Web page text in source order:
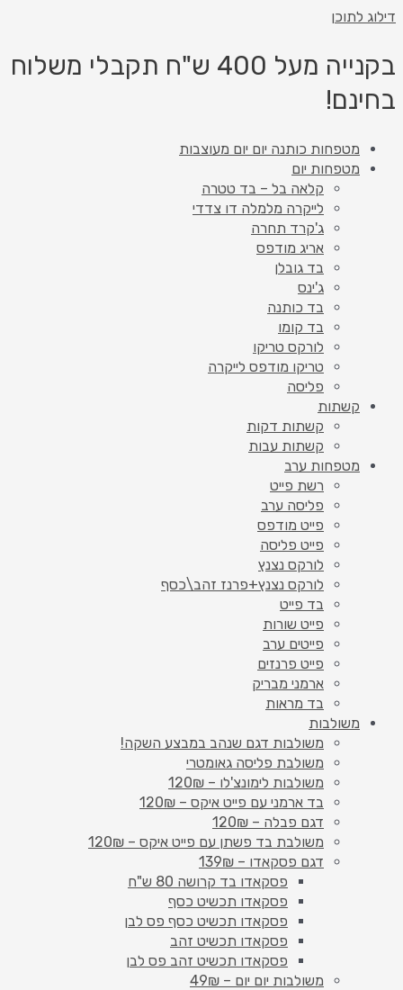
דילוג לתוכן
בקנייה מעל 400 ש"ח תקבלי משלוח
בחינם!
מטפחות כותנה יום יום מעוצבות
מטפחות יום
קלאה בל – בד טטרה
לייקרה מלמלה דו צדדי
ג'קרד תחרה
אריג מודפס
בד גובלן
ג'ינס
בד כותנה
בד קומו
לורקס טריקו
טריקו מודפס לייקרה
פליסה
קשתות
קשתות דקות
קשתות עבות
מטפחות ערב
רשת פייט
פליסה ערב
פייט מודפס
פייט פליסה
לורקס נצנץ
לורקס נצנץ+פרנז זהב\כסף
בד פייט
פייט שורות
פייטים ערב
פייט פרנזים
ארמני מבריק
בד מראות
משולבות
משולבות דגם שנהב במבצע השקה!
משולבת פליסה גאומטרי
משולבות לימונצ'לו – 120₪
בד ארמני עם פייט איקס – 120₪
דגם פבלה – 120₪
משולבת בד פשתן עם פייט איקס – 120₪
דגם פסקאדו – 139₪
פסקאדו בד קרושה 80 ש"ח
פסקאדו תכשיט כסף
פסקאדו תכשיט כסף פס לבן
פסקאדו תכשיט זהב
פסקאדו תכשיט זהב פס לבן
משולבות יום יום – 49₪